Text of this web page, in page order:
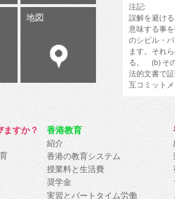
地図
注記:
誤解を避け
意味する事
のシビル・
ます。それ
る。 (b) そ
法的文書で
互コミット
すか？ 香港教育
紹介
香港の教育システム
授業料と生活費
奨学金
実習とパートタイム労働